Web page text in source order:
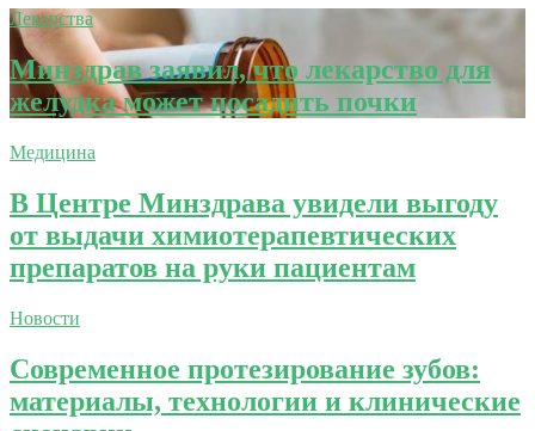
Лекарства
Минздрав заявил, что лекарство для
желудка может посадить почки
Медицина
В Центре Минздрава увидели выгоду
от выдачи химиотерапевтических
препаратов на руки пациентам
Новости
Современное протезирование зубов:
материалы, технологии и клинические